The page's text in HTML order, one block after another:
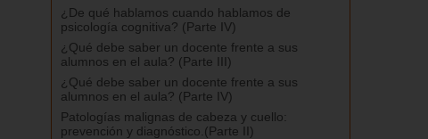
¿De qué hablamos cuando hablamos de
psicología cognitiva? (Parte IV)
¿Qué debe saber un docente frente a sus
alumnos en el aula? (Parte III)
¿Qué debe saber un docente frente a sus
alumnos en el aula? (Parte IV)
Patologías malignas de cabeza y cuello:
prevención y diagnóstico.(Parte II)